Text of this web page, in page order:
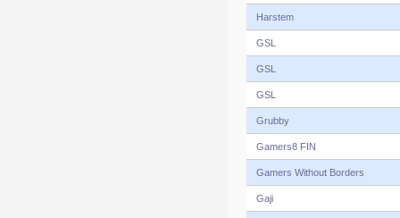
Harstem
GSL
GSL
GSL
Grubby
Gamers8 FIN
Gamers Without Borders
Gaji